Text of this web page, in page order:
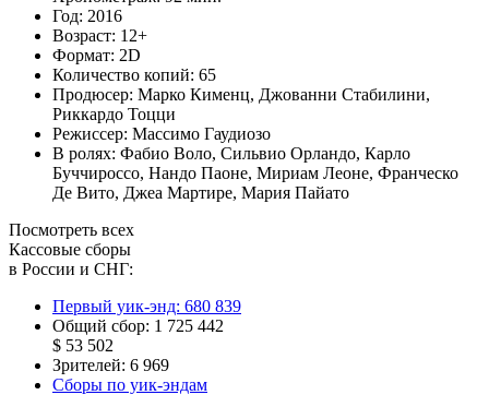
Год: 2016
Возраст: 12+
Формат: 2D
Количество копий: 65
Продюсер: Марко Кименц, Джованни Стабилини,
Риккардо Тоцци
Режиссер: Массимо Гаудиозо
В ролях: Фабио Воло, Сильвио Орландо, Карло
Буччироссо, Нандо Паоне, Мириам Леоне, Франческо
Де Вито, Джеа Мартире, Мария Пайато
Посмотреть всех
Кассовые сборы
в России и СНГ:
Первый уик-энд: 680 839
Общий сбор: 1 725 442
$ 53 502
Зрителей: 6 969
Сборы по уик-эндам